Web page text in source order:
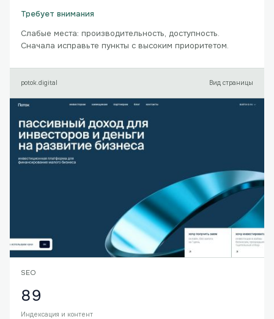
Требует внимания
Слабые места: производительность, доступность.
Сначала исправьте пункты с высоким приоритетом.
potok.digital Вид страницы
SEO
89
Индексация и контент